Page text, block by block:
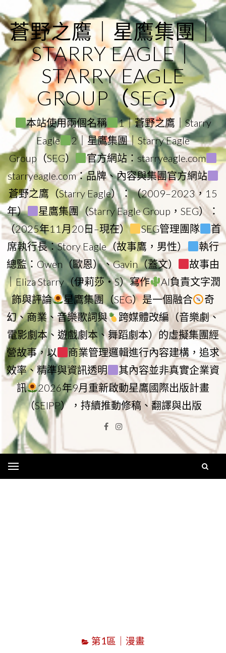
to
content
蒼野之鷹｜星鷹集團｜
STARRY EAGLE｜
STARRY EAGLE
GROUP（SEG）
本站使用兩個名稱
1｜蒼野之鷹｜Starry
Eagle
2｜星鷹集團｜Starry Eagle
Group（SEG）
官方網站：starryeagle.com
starryeagle.com：品牌、內容與集團官方網站
蒼野之鷹（Starry Eagle）：（2009–2023，15
年）
星鷹集團（Starry Eagle Group，SEG）：
（2025年11月20日–現在）
SEG管理團隊
首
席執行長：Story Eagle（故事鷹，男性）
執行
總監：Owen（歐恩）、Gavin（蓋文）
故事由
｜Eliza Starry（伊莉莎・S）寫作
AI負責文字潤
飾與評論
星鷹集團（SEG）是一個融合
奇
幻、商業、音樂歌詞與
跨媒體改編（音樂劇、
電影劇本、遊戲劇本、舞蹈劇本）的虛擬集團經
營故事，以
商業管理邏輯進行內容建構，追求
效率、精準與資訊透明
其內容並非真實企業資
訊
2026年9月重新啟動星鷹國際出版計畫
（SEIPP），持續推動修稿、翻譯與出版
Facebook
Instagram
第1區｜漫畫